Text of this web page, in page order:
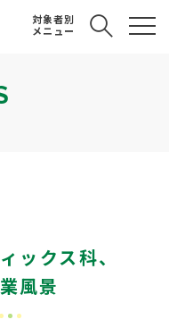
対象者別
メニュー
ックス科、
風景